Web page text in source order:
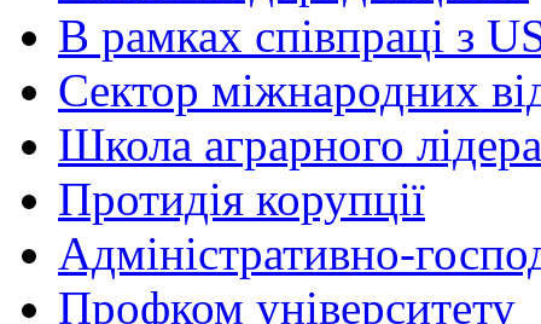
В рамках співпраці з
Сектор міжнародних
Школа аграрного лідера
Протидія корупції
Адміністративно-
Профком університету